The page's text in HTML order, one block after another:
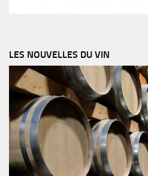
LES NOUVELLES DU VIN